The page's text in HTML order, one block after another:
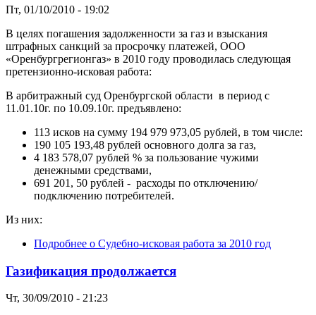
Пт, 01/10/2010 - 19:02
В целях погашения задолженности за газ и взыскания
штрафных санкций за просрочку платежей, ООО
«Оренбургрегионгаз» в 2010 году проводилась следующая
претензионно-исковая работа:
В арбитражный суд Оренбургской области в период с
11.01.10г. по 10.09.10г. предъявлено:
113 исков на сумму 194 979 973,05 рублей, в том числе:
190 105 193,48 рублей основного долга за газ,
4 183 578,07 рублей % за пользование чужими
денежными средствами,
691 201, 50 рублей - расходы по отключению/
подключению потребителей.
Из них:
Подробнее о Судебно-исковая работа за 2010 год
Газификация продолжается
Чт, 30/09/2010 - 21:23